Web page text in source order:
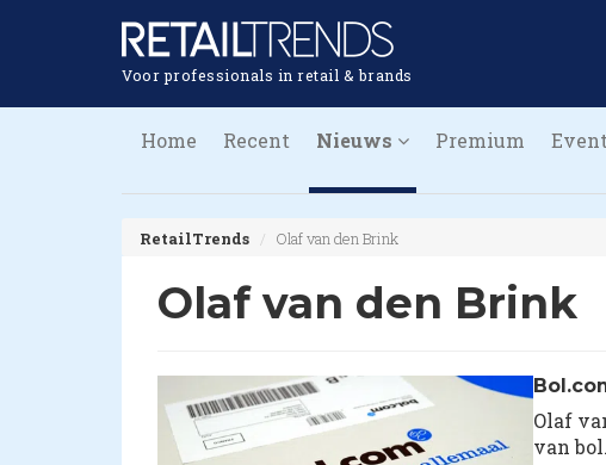
Voor professionals in retail & brands
Home Recent Nieuws Premium
RetailTrends Olaf van den Brink
Olaf van den Brink
Olaf
van